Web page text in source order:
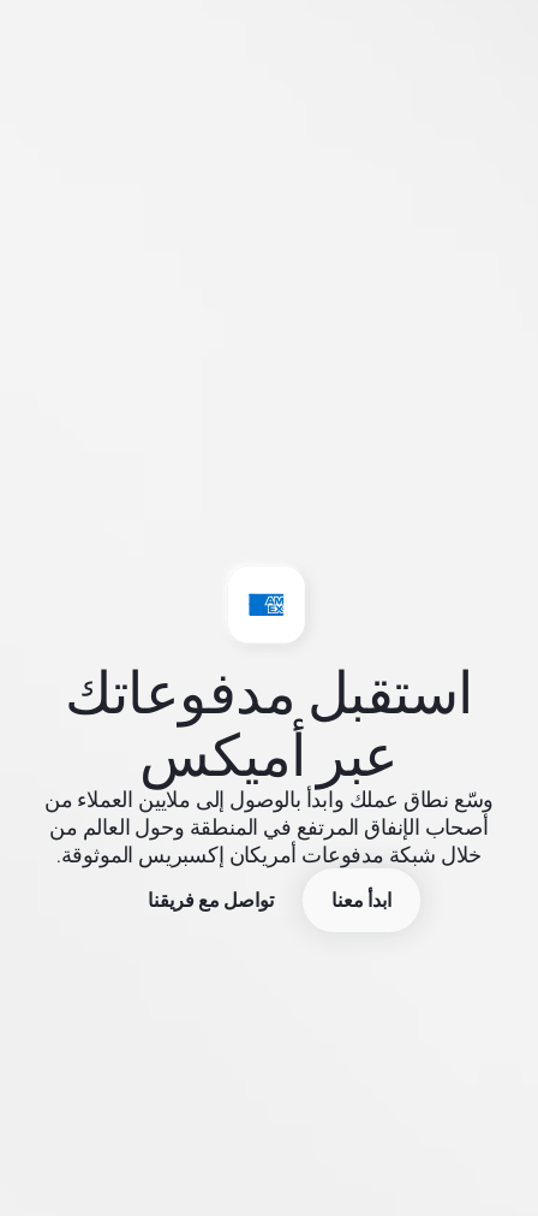
استقبل مدفوعاتك
عبر أميكس
وسّع نطاق عملك وابدأ بالوصول إلى ملايين العملاء من
أصحاب الإنفاق المرتفع في المنطقة وحول العالم من
خلال شبكة مدفوعات أمريكان إكسبريس الموثوقة.
ابدأ معنا تواصل مع فريقنا